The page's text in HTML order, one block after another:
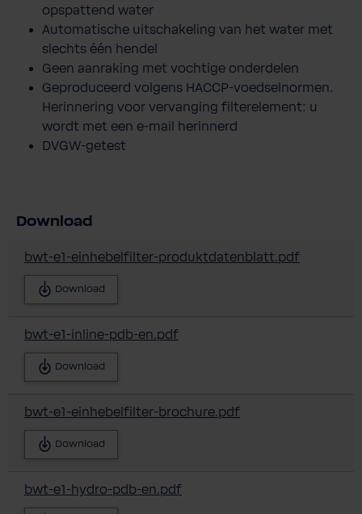
opspattend water
Automatische uitschakeling van het water met
slechts één hendel
Geen aanraking met vochtige onderdelen
Geproduceerd volgens HACCP-voedselnormen.
Herinnering voor vervanging filterelement: u
wordt met een e-mail herinnerd
DVGW-getest
Download
bwt-e1-einhebelfilter-produktdatenblatt.pdf
Download
bwt-e1-inline-pdb-en.pdf
Download
bwt-e1-einhebelfilter-brochure.pdf
Download
bwt-e1-hydro-pdb-en.pdf